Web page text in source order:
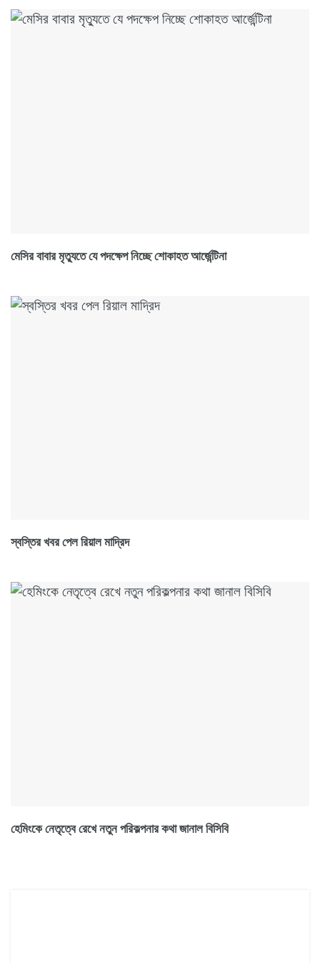
মেসির বাবার মৃত্যুতে যে পদক্ষেপ নিচ্ছে শোকাহত আর্জেন্টিনা
স্বস্তির খবর পেল রিয়াল মাদ্রিদ
হেমিংকে নেতৃত্বে রেখে নতুন পরিকল্পনার কথা জানাল বিসিবি